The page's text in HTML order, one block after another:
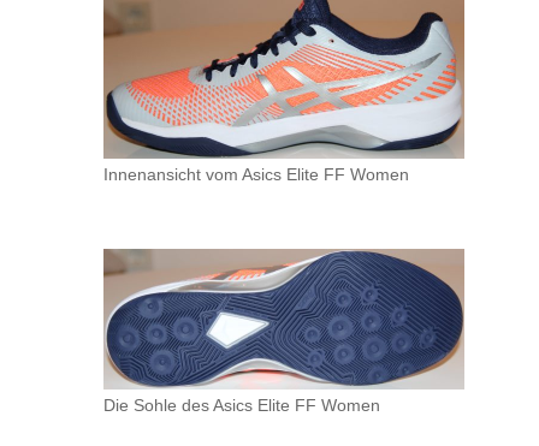
Innenansicht vom Asics Elite FF Women
Die Sohle des Asics Elite FF Women